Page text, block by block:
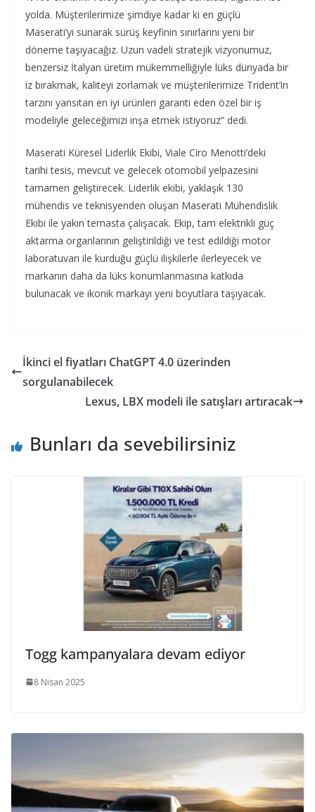
yolda. Müşterilerimize şimdiye kadar ki en güçlü
Maserati’yi sunarak sürüş keyfinin sınırlarını yeni bir
döneme taşıyacağız. Uzun vadeli stratejik vizyonumuz,
benzersiz İtalyan üretim mükemmelliğiyle lüks dünyada bir
iz bırakmak, kaliteyi zorlamak ve müşterilerimize Trident’in
tarzını yansıtan en iyi ürünleri garanti eden özel bir iş
modeliyle geleceğimizi inşa etmek istiyoruz” dedi.
Maserati Küresel Liderlik Ekibi, Viale Ciro Menotti’deki
tarihi tesis, mevcut ve gelecek otomobil yelpazesini
tamamen geliştirecek. Liderlik ekibi, yaklaşık 130
mühendis ve teknisyenden oluşan Maserati Mühendislik
Ekibi ile yakın temasta çalışacak. Ekip, tam elektrikli güç
aktarma organlarının geliştirildiği ve test edildiği motor
laboratuvarı ile kurduğu güçlü ilişkilerle ilerleyecek ve
markanın daha da lüks konumlanmasına katkıda
bulunacak ve ikonik markayı yeni boyutlara taşıyacak.
İkinci el fiyatları ChatGPT 4.0 üzerinden
sorgulanabilecek
Lexus, LBX modeli ile satışları artıracak
Bunları da sevebilirsiniz
Togg kampanyalara devam ediyor
8 Nisan 2025